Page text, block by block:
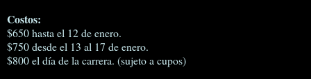
Costos:
$650 hasta el 12 de enero.
$750 desde el 13 al 17 de enero.
$800 el día de la carrera. (sujeto a cupos)